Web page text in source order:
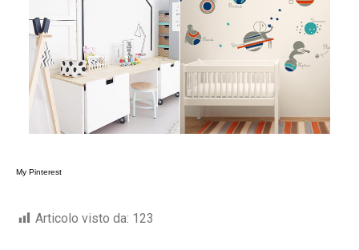
My Pinterest
Articolo visto da: 123